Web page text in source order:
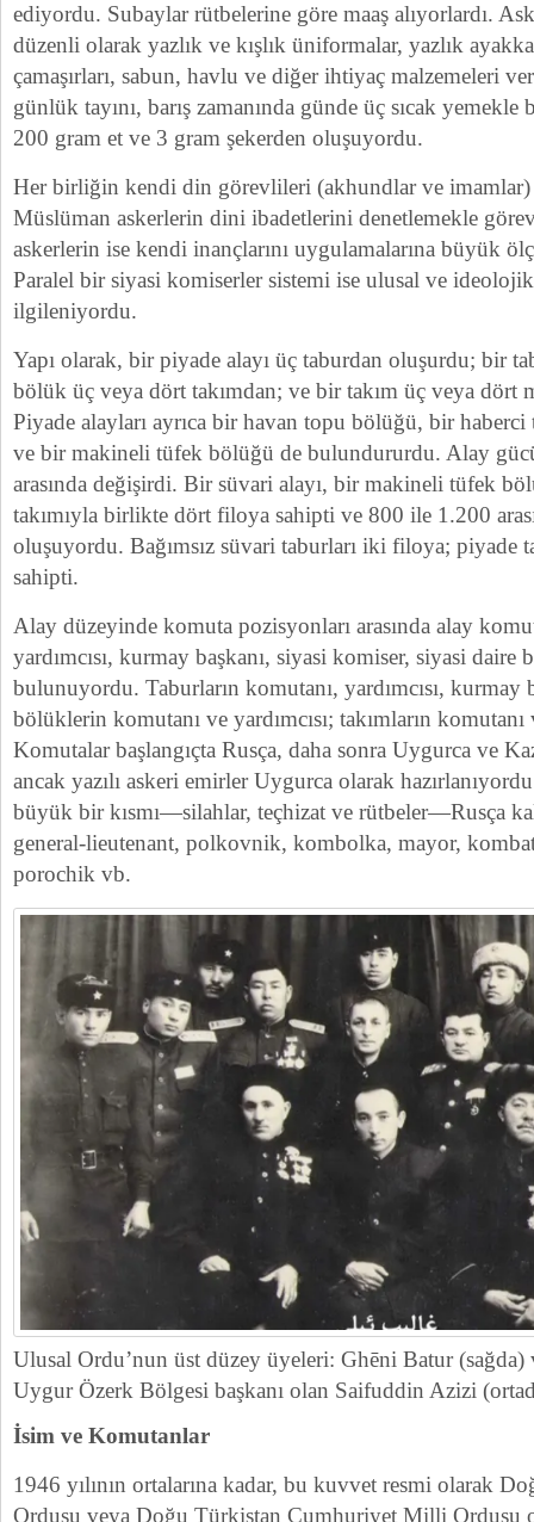
ediyordu. Subaylar rütbelerine göre maaş alıyorlardı.
düzenli olarak yazlık ve kışlık üniformalar, yazlık
çamaşırları, sabun, havlu ve diğer ihtiyaç malzemeleri
günlük tayını, barış zamanında günde üç sıcak
200 gram et ve 3 gram şekerden oluşuyordu.
Her birliğin kendi din görevlileri (akhundlar ve imamlar)
Müslüman askerlerin dini ibadetlerini denetlemekle
askerlerin ise kendi inançlarını uygulamalarına büyük
Paralel bir siyasi komiserler sistemi ise ulusal ve
ilgileniyordu.
Yapı olarak, bir piyade alayı üç taburdan oluşurdu; bir
bölük üç veya dört takımdan; ve bir takım üç veya dört
Piyade alayları ayrıca bir havan topu bölüğü, bir haberci
ve bir makineli tüfek bölüğü de bulundururdu. Alay
arasında değişirdi. Bir süvari alayı, bir makineli tüfek
takımıyla birlikte dört filoya sahipti ve 800 ile 1.200
oluşuyordu. Bağımsız süvari taburları iki filoya; piyade
sahipti.
Alay düzeyinde komuta pozisyonları arasında alay
yardımcısı, kurmay başkanı, siyasi komiser, siyasi daire
bulunuyordu. Taburların komutanı, yardımcısı, kurmay
bölüklerin komutanı ve yardımcısı; takımların komutanı
Komutalar başlangıçta Rusça, daha sonra Uygurca ve
ancak yazılı askeri emirler Uygurca olarak
büyük bir kısmı—silahlar, teçhizat ve rütbeler—Rusça
general-lieutenant, polkovnik, kombolka, mayor,
porochik vb.
Ulusal Ordu’nun üst düzey üyeleri: Ghēni Batur (sağda)
Uygur Özerk Bölgesi başkanı olan Saifuddin Azizi
İsim ve Komutanlar
1946 yılının ortalarına kadar, bu kuvvet resmi olarak
Ordusu veya Doğu Türkistan Cumhuriyet Milli Ordusu